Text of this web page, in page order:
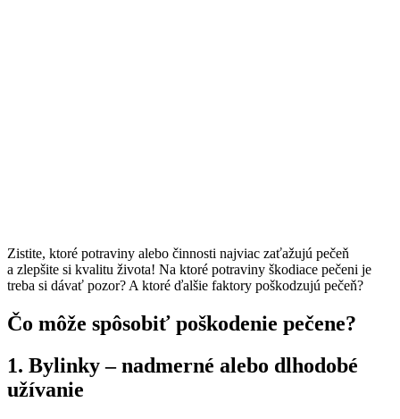
Zistite, ktoré potraviny alebo činnosti najviac zaťažujú pečeň
a zlepšite si kvalitu života! Na ktoré potraviny škodiace pečeni je
treba si dávať pozor? A ktoré ďalšie faktory poškodzujú pečeň?
Čo môže spôsobiť poškodenie pečene?
1. Bylinky – nadmerné alebo dlhodobé
užívanie